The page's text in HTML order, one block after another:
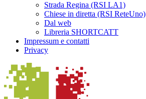
Strada Regina (RSI LA1)
Chiese in diretta (RSI ReteUno)
Dal web
Libreria SHORTCATT
Impressum e contatti
Privacy